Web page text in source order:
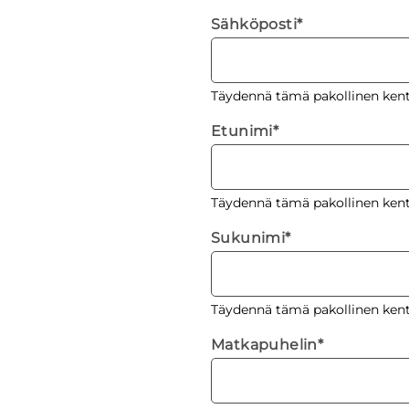
Sähköposti*
Täydennä tämä pakollinen
Etunimi*
Täydennä tämä pakollinen
Sukunimi*
Täydennä tämä pakollinen
Matkapuhelin*